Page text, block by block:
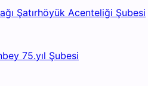
Şatırhöyük Acenteliği Şubesi
75.yıl Şubesi